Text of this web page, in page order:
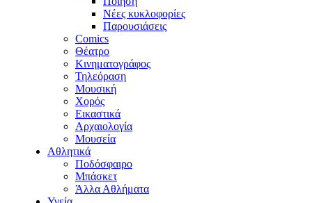
Νέες κυκλοφορίες
Παρουσιάσεις
Comics
Θέατρο
Κινηματογράφος
Τηλεόραση
Μουσική
Χορός
Εικαστικά
Αρχαιολογία
Μουσεία
Αθλητικά
Ποδόσφαιρο
Μπάσκετ
Άλλα Αθλήματα